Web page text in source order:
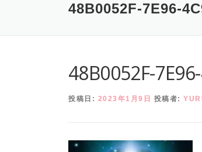
48B0052F-7E96-
48B0052F-
投稿日: 2023年1月9日 投稿者: